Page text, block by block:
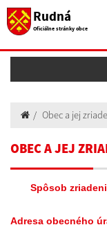
Rudná
Oficiálne stránky obce
Obec a jej
OBEC A JEJ
Spôsob
Adresa obecného